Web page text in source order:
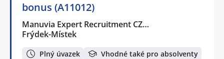
bonus (A11012)
Manuvia Expert Recruitment CZ…
Frýdek-Místek
Plný úvazek Vhodné také pro absolventy